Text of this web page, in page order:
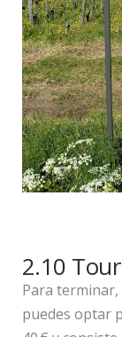
2.10
Para
puedes optar